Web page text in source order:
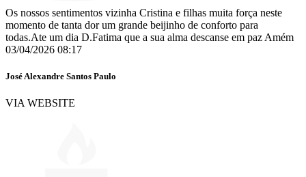
Os nossos sentimentos vizinha Cristina e filhas muita força neste
momento de tanta dor um grande beijinho de conforto para
todas.Ate um dia D.Fatima que a sua alma descanse em paz Amém
03/04/2026 08:17
José Alexandre Santos Paulo
VIA WEBSITE